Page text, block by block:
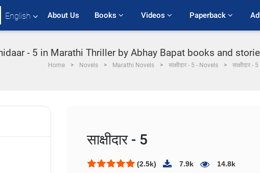
English About Us Books Videos Paperback
- 5 in Marathi Thriller by Abhay Bapat books and stories
Home Novels Marathi Novels साक्षीदार - 5 - Novels साक्षीदार - 5
साक्षीदार - 5
(2.5k) 7.9k 14.8k